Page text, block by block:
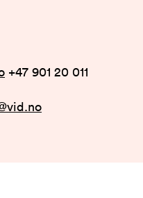
+47 901 20 011